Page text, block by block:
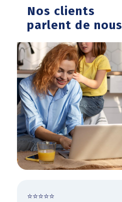
Nos clients
parlent de nous
⭐⭐⭐⭐⭐